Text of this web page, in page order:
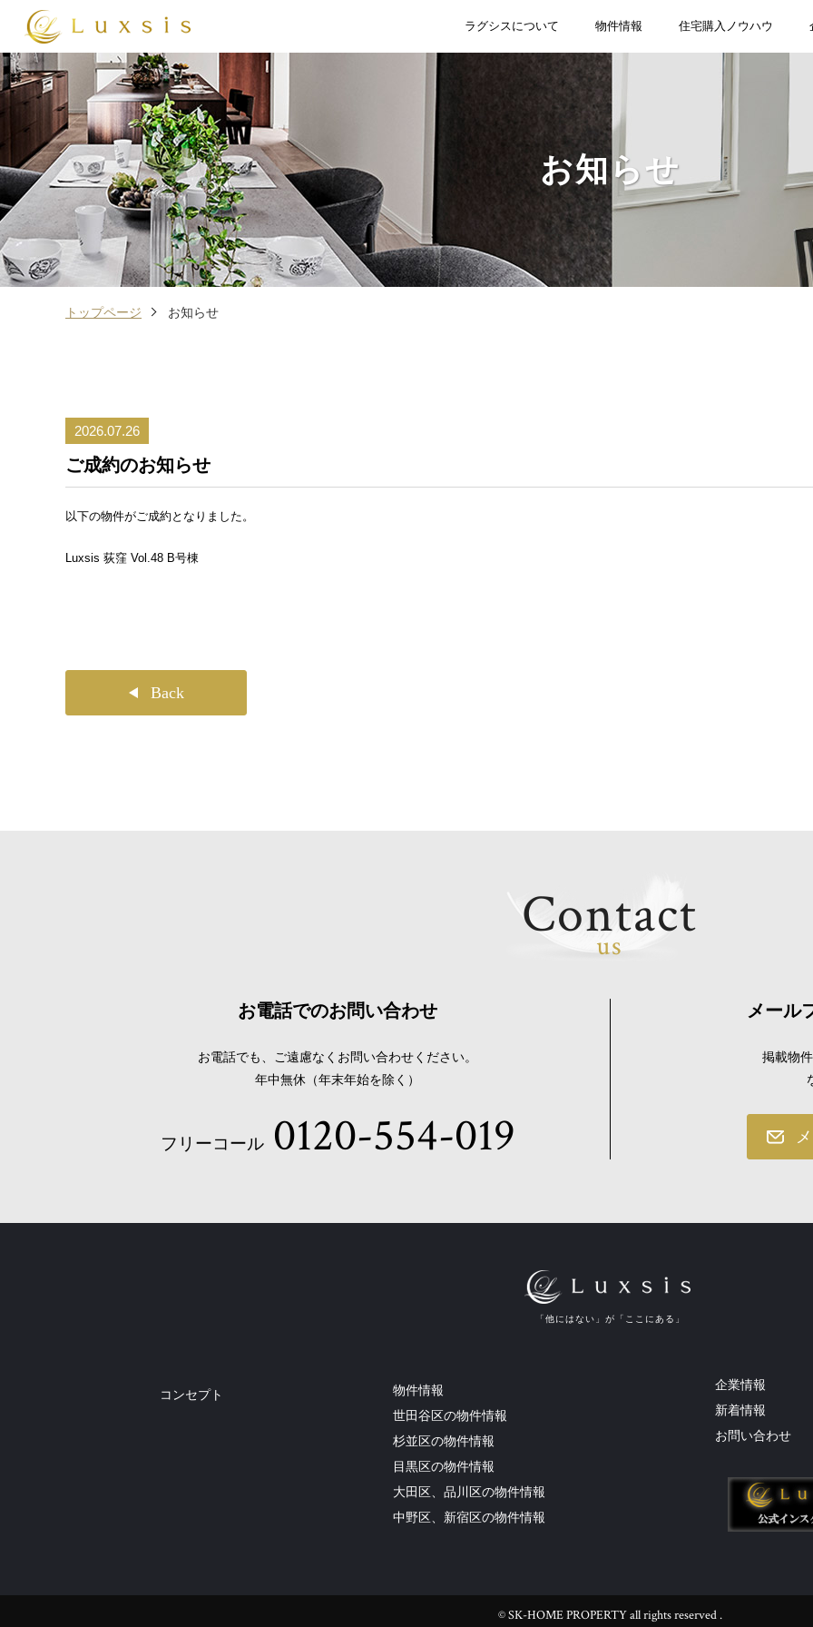
ラグシスについて 物件情報 住宅購入ノウハウ
お知らせ
トップページ お知らせ
2026.07.26
ご成約のお知らせ
以下の物件がご成約となりました。
Luxsis 荻窪 Vol.48 B号棟
Back
Contact
us
お電話でのお問い合わせ
お電話でも、ご遠慮なくお問い合わせください。
年中無休（年末年始を除く）
フリーコール 0120-554-019
メール
掲載物
「他にはない」が「ここにある」
コンセプト
物件情報
世田谷区の物件情報
杉並区の物件情報
目黒区の物件情報
大田区、品川区の物件情報
中野区、新宿区の物件情報
企業情報
新着情報
お問い合わせ
© SK-HOME PROPERTY all rights reserved .